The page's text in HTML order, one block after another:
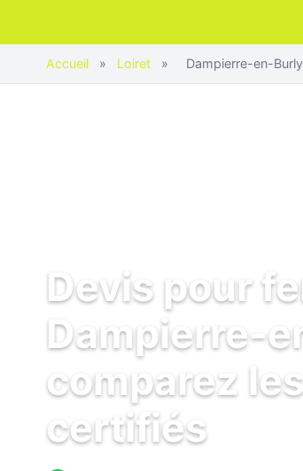
Accueil » Loiret » Dampierre-en-Burly
Devis pour
Dampierre-
comparez
certifiés